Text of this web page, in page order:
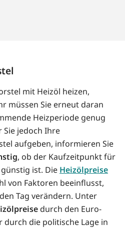
mit Heizöl heizen,
müssen Sie erneut daran
Heizperiode genug
Sie jedoch Ihre
aufgeben, informieren Sie
, ob der Kaufzeitpunkt für
ist. Die Heizölpreise
von Faktoren beeinflusst,
Tag verändern. Unter
durch den Euro-
durch die politische Lage in